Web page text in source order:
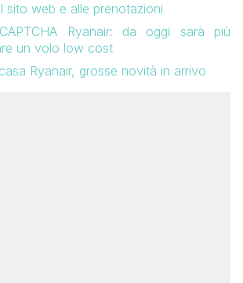
sito web e alle prenotazioni
Ryanair: da oggi sarà più
un volo low cost
Ryanair, grosse novità in arrivo